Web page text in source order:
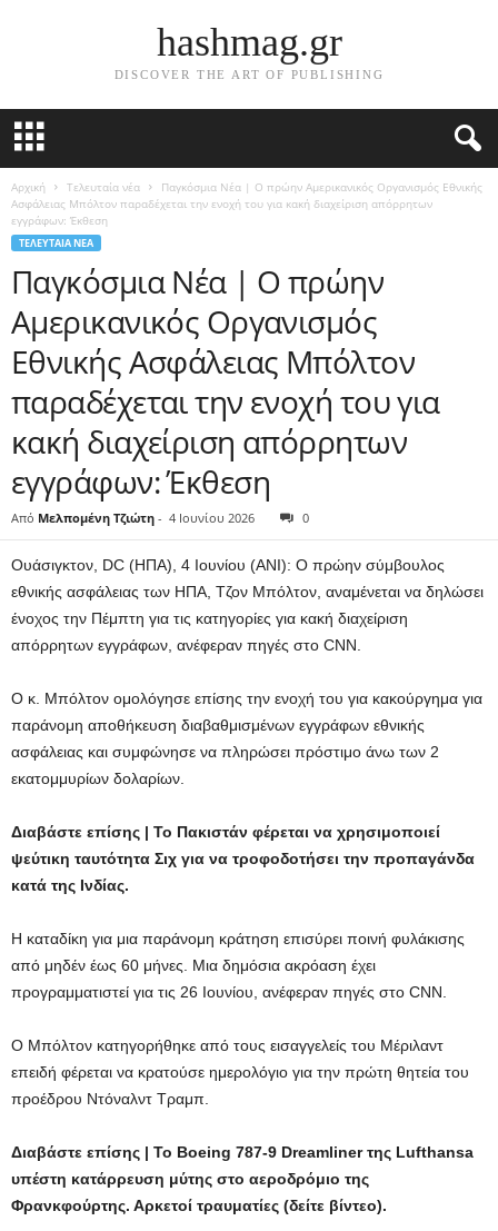
hashmag.gr
DISCOVER THE ART OF PUBLISHING
Αρχική Τελευταία νέα
Παγκόσμια Νέα | Ο πρώην Αμερικανικός Οργανισμός Εθνικής
Ασφάλειας Μπόλτον παραδέχεται την ενοχή του για κακή διαχείριση απόρρητων
εγγράφων: Έκθεση
ΤΕΛΕΥΤΑΊΑ ΝΈΑ
Παγκόσμια Νέα | Ο πρώην
Αμερικανικός Οργανισμός
Εθνικής Ασφάλειας Μπόλτον
παραδέχεται την ενοχή του για
κακή διαχείριση απόρρητων
εγγράφων: Έκθεση
Από Μελπομένη Τζιώτη - 4 Ιουνίου 2026 0
Ουάσιγκτον, DC (ΗΠΑ), 4 Ιουνίου (ANI): Ο πρώην σύμβουλος
εθνικής ασφάλειας των ΗΠΑ, Τζον Μπόλτον, αναμένεται να δηλώσει
ένοχος την Πέμπτη για τις κατηγορίες για κακή διαχείριση
απόρρητων εγγράφων, ανέφεραν πηγές στο CNN.
Ο κ. Μπόλτον ομολόγησε επίσης την ενοχή του για κακούργημα για
παράνομη αποθήκευση διαβαθμισμένων εγγράφων εθνικής
ασφάλειας και συμφώνησε να πληρώσει πρόστιμο άνω των 2
εκατομμυρίων δολαρίων.
Διαβάστε επίσης | Το Πακιστάν φέρεται να χρησιμοποιεί
ψεύτικη ταυτότητα Σιχ για να τροφοδοτήσει την προπαγάνδα
κατά της Ινδίας.
Η καταδίκη για μια παράνομη κράτηση επισύρει ποινή φυλάκισης
από μηδέν έως 60 μήνες. Μια δημόσια ακρόαση έχει
προγραμματιστεί για τις 26 Ιουνίου, ανέφεραν πηγές στο CNN.
Ο Μπόλτον κατηγορήθηκε από τους εισαγγελείς του Μέριλαντ
επειδή φέρεται να κρατούσε ημερολόγιο για την πρώτη θητεία του
προέδρου Ντόναλντ Τραμπ.
Διαβάστε επίσης | Το Boeing 787-9 Dreamliner της Lufthansa
υπέστη κατάρρευση μύτης στο αεροδρόμιο της
Φρανκφούρτης. Αρκετοί τραυματίες (δείτε βίντεο).